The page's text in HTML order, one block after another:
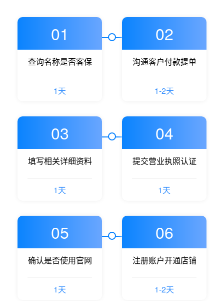
01
查询名称是否客保
1天
02
沟通客户付款提单
1-2天
03
填写相关详细资料
1天
04
提交营业执照认证
1天
05
确认是否使用官网
1天
06
注册账户开通店铺
1-2天